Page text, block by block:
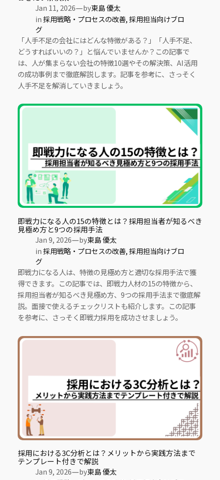
Jan 11, 2026—by東島 優太
in採用戦略・プロセスの改善, 採用担当向けブロ
グ
「人手不足の会社にはどんな特徴がある？」「人手不足、
どうすればいいの？」と悩んでいませんか？この記事で
は、人が集まらない会社の特徴10選やその解決策、AI活用
の成功事例まで徹底解説します。記事を参考に、さっそく
人手不足を解消していきましょう。
即戦力になる人の15の特徴とは？採用担当者が知るべき
見極め方と9つの採用手法
Jan 9, 2026—by東島 優太
in採用戦略・プロセスの改善, 採用担当向けブロ
グ
即戦力になる人は、特徴の見極め方と適切な採用手法で獲
得できます。この記事では、即戦力人材の15の特徴から、
採用担当者が知るべき見極め方、9つの採用手法まで徹底解
説。面接で使えるチェックリストも紹介します。この記事
を参考に、さっそく即戦力採用を成功させましょう。
採用における3C分析とは？メリットから実践方法まで
テンプレート付きで解説
Jan 9, 2026—by東島 優太